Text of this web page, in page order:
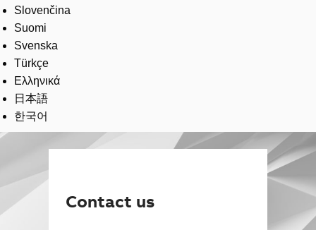
Slovenčina
Suomi
Svenska
Türkçe
Ελληνικά
日本語
한국어
Contact us